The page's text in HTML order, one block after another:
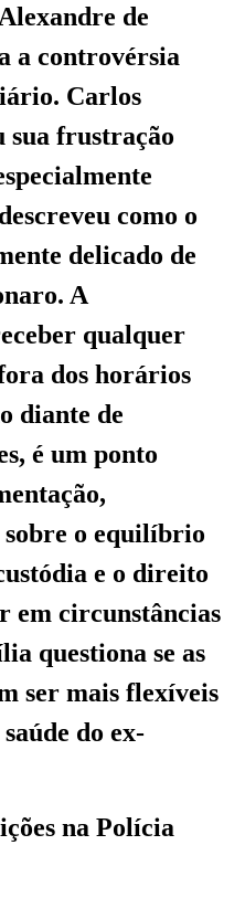
de
a controvérsia
Carlos
sua frustração
como o
delicado de
A
qualquer
dos horários
diante de
é um ponto
sobre o equilíbrio
e o direito
em circunstâncias
questiona se as
ser mais flexíveis
do ex-
na Polícia